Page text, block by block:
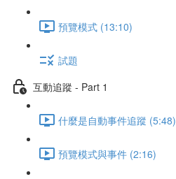
預覽模式 (13:10)
試題
互動追蹤 - Part 1
什麼是自動事件追蹤 (5:48)
預覽模式與事件 (2:16)